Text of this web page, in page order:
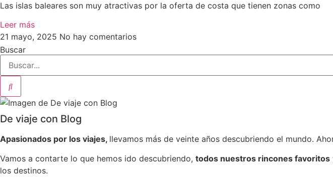
Las islas baleares son muy atractivas por la oferta de costa que tienen zonas como
Leer más
21 mayo, 2025 No hay comentarios
Buscar
De viaje con Blog
Apasionados por los viajes, llevamos más de veinte años descubriendo el mundo.
Vamos a contarte lo que hemos ido descubriendo, todos nuestros rincones favoritos
los destinos.